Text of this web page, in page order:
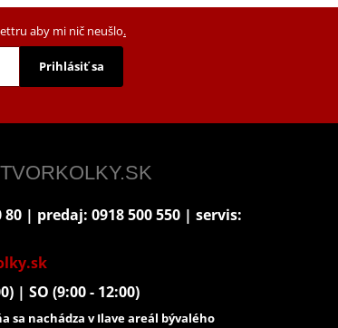
aby mi nič neušlo.
Prihlásiť sa
80 | predaj: 0918 500 550 | servis:
| SO (9:00 - 12:00)
sa nachádza v Ilave areál bývalého